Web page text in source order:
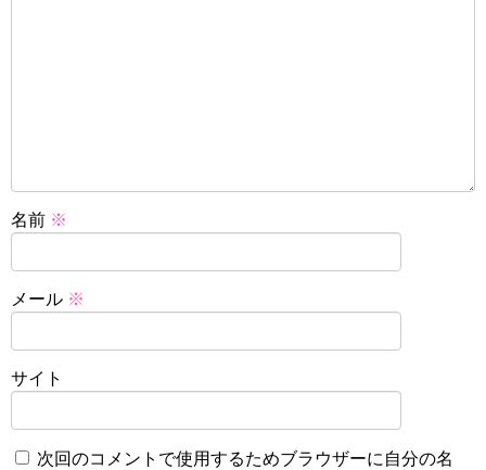
名前 ※
メール ※
サイト
次回のコメントで使用するためブラウザーに自分の名